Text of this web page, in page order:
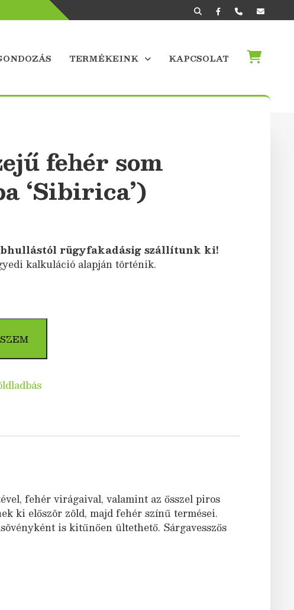
TERMÉKEINK KAPCSOLAT
fehér som
‘Sibirica’)
rügyfakadásig szállítunk ki!
kalkuláció alapján történik.
fehér virágaival, valamint az ősszel piros
ki először zöld, majd fehér színű termései.
is kitűnően ültethető. Sárgavesszős